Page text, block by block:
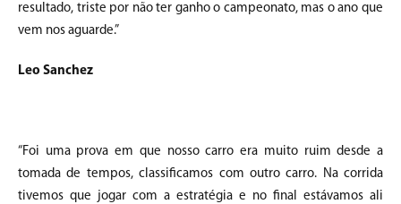
resultado, triste por não ter ganho o campeonato, mas o ano que
vem nos aguarde.”
Leo Sanchez
“Foi uma prova em que nosso carro era muito ruim desde a
tomada de tempos, classificamos com outro carro. Na corrida
tivemos que jogar com a estratégia e no final estávamos ali